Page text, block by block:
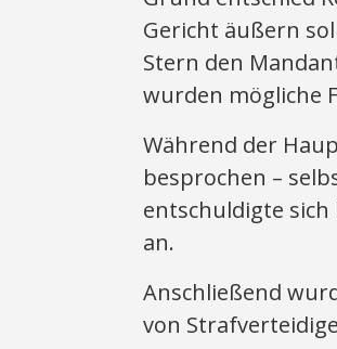
Gericht äußern
Stern den
wurden mögliche
Während der
besprochen –
entschuldigte sich
an.
Anschließend
von